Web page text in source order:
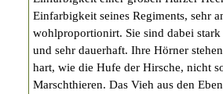
Einfarbigkeit seines Regiments, sehr
wohlproportionirt. Sie sind dabei
und sehr dauerhaft. Ihre Hörner
hart, wie die Hufe der Hirsche, nicht
Marschthieren. Das Vieh aus den